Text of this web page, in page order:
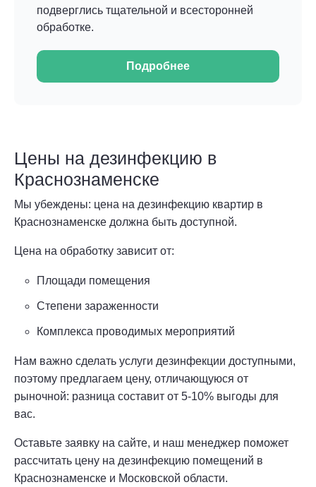
подверглись тщательной и всесторонней
обработке.
Подробнее
Цены на дезинфекцию в
Краснознаменске
Мы убеждены: цена на дезинфекцию квартир в
Краснознаменске должна быть доступной.
Цена на обработку зависит от:
Площади помещения
Степени зараженности
Комплекса проводимых мероприятий
Нам важно сделать услуги дезинфекции доступными,
поэтому предлагаем цену, отличающуюся от
рыночной: разница составит от 5-10% выгоды для
вас.
Оставьте заявку на сайте, и наш менеджер поможет
рассчитать цену на дезинфекцию помещений в
Краснознаменске и Московской области.